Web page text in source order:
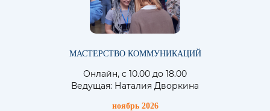
МАСТЕРСТВО КОММУНИКАЦИЙ
Онлайн, с 10.00 до 18.00
Ведущая: Наталия Дворкина
ноябрь 2026